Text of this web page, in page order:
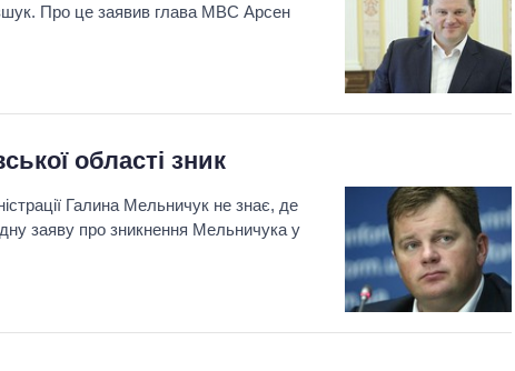
Про це заявив глава МВС Арсен
області зник
Галина Мельничук не знає, де
заяву про зникнення Мельничука у